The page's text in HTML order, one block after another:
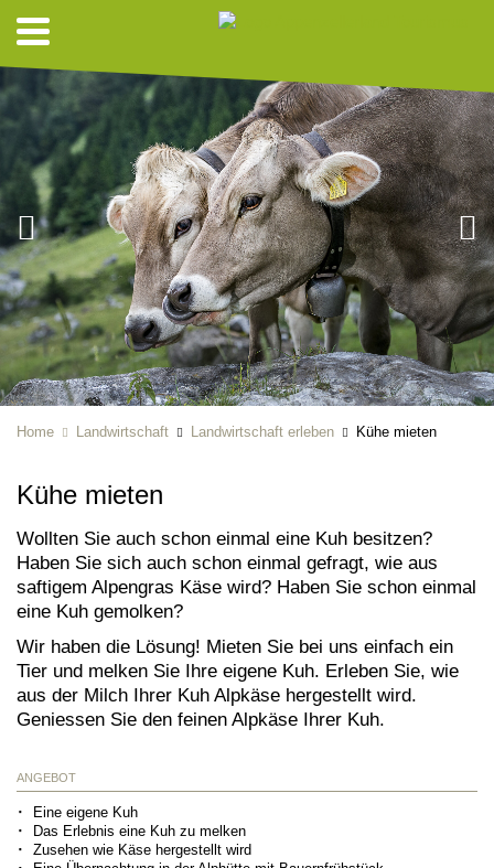
Home Landwirtschaft Landwirtschaft erleben Kühe mieten
Kühe mieten
Wollten Sie auch schon einmal eine Kuh besitzen?
Haben Sie sich auch schon einmal gefragt, wie aus
saftigem Alpengras Käse wird? Haben Sie schon einmal
eine Kuh gemolken?
Wir haben die Lösung! Mieten Sie bei uns einfach ein
Tier und melken Sie Ihre eigene Kuh. Erleben Sie, wie
aus der Milch Ihrer Kuh Alpkäse hergestellt wird.
Geniessen Sie den feinen Alpkäse Ihrer Kuh.
ANGEBOT
Eine eigene Kuh
Das Erlebnis eine Kuh zu melken
Zusehen wie Käse hergestellt wird